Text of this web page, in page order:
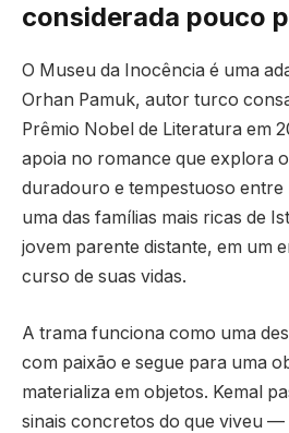
considerada pouco
O Museu da Inocência é uma
Orhan Pamuk, autor turco
Prêmio Nobel de Literatura em
apoia no romance que explora
duradouro e tempestuoso entre
uma das famílias mais ricas de
jovem parente distante, em um
curso de suas vidas.
A trama funciona como uma
com paixão e segue para uma
materializa em objetos. Kemal
sinais concretos do que viveu